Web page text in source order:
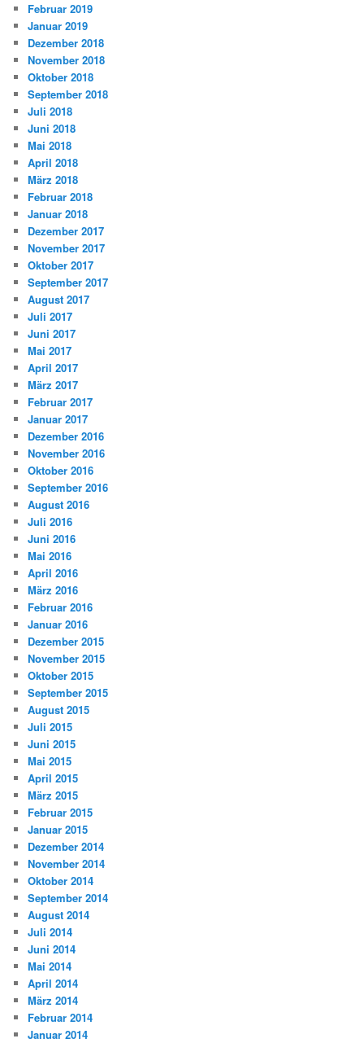
Februar 2019
Januar 2019
Dezember 2018
November 2018
Oktober 2018
September 2018
Juli 2018
Juni 2018
Mai 2018
April 2018
März 2018
Februar 2018
Januar 2018
Dezember 2017
November 2017
Oktober 2017
September 2017
August 2017
Juli 2017
Juni 2017
Mai 2017
April 2017
März 2017
Februar 2017
Januar 2017
Dezember 2016
November 2016
Oktober 2016
September 2016
August 2016
Juli 2016
Juni 2016
Mai 2016
April 2016
März 2016
Februar 2016
Januar 2016
Dezember 2015
November 2015
Oktober 2015
September 2015
August 2015
Juli 2015
Juni 2015
Mai 2015
April 2015
März 2015
Februar 2015
Januar 2015
Dezember 2014
November 2014
Oktober 2014
September 2014
August 2014
Juli 2014
Juni 2014
Mai 2014
April 2014
März 2014
Februar 2014
Januar 2014